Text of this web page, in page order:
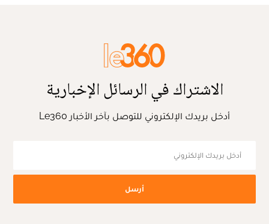
الاشتراك في الرسائل الإخبارية
أدخل بريدك الإلكتروني للتوصل بآخر الأخبار Le360
أرسل